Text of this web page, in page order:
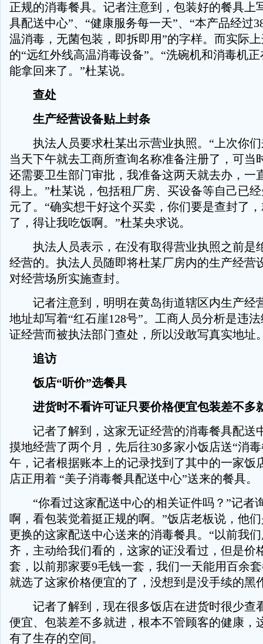
正规的消毒餐具。记者注意到，包装好的餐具上
具配送中心”、“健康服务每一天”、“本产品经过
温消毒，无菌包装，即拆即用”的字样。而实际
的“远红外线高温消毒设备”。“洗碗机和消毒机
能拿回来了。”杜某说。
查处
生产经营设备贴上封条
执法人员要求杜某出示营业执照。“上次你们
当天下午就去工商所查询名称准备注册了，可当
还需要卫生部门审批，我准备这两天就去办，一
得上。”杜某说，包括租厂房、买设备等自己已
元了。“确实想干好这个买卖，你们要是查封了
了，得让我吃饭啊。”杜某央求说。
执法人员表示，在没有取得营业执照之前是
经营的。执法人员随即将杜某厂房内的生产经营
对经营场所实施查封。
记者注意到，明明在黄岛街道辖区内生产经
地址却写着“红石崖128号”。工商人员分析是违
证经营而被执法部门查处，所以没敢写真实地址
追访
饭店“听价”选餐具
进货时不看许可证只要价格便宜包装差不多
记者了解到，这家无证经营的消毒餐具配送
摸地经营了两个月，先后往30多家小饭店送“消
午，记者根据账本上的记录找到了其中的一家饭
店正用着 “美子消毒餐具配送中心”送来的餐具。
“你看过这家配送中心的相关证件吗？”记者
啊，看包装觉着挺正规的啊。”饭店老板说，他
更换的这家配送中心送来的消毒餐具。“以前我
齐，主动给我们看的，这家的证没看过，但是价
套，以前那家要9毛钱一套，我们一天能用百余
就选了这家价格便宜的了，没想到是没手续的黑
记者了解到，现在很多饭店在进货时很少查
便宜、包装差不多就进，根本不管顾客的健康，
有了生存的空间。